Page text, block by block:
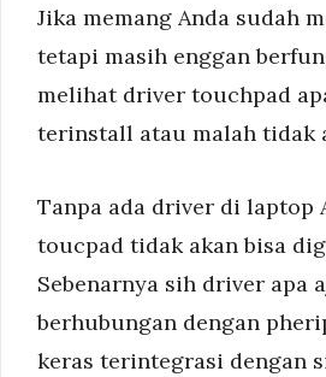
Jika memang Anda sudah
tetapi masih enggan
melihat driver touchpad
terinstall atau malah tidak
Tanpa ada driver di laptop
toucpad tidak akan bisa
Sebenarnya sih driver apa
berhubungan dengan
keras terintegrasi dengan